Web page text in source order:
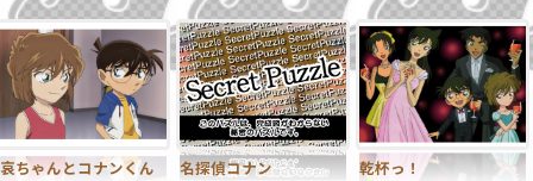
哀ちゃんとコナンくん
名探偵コナン
乾杯っ！